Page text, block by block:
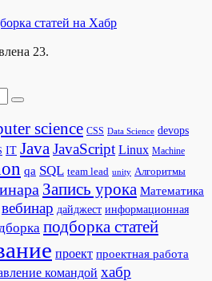
статей на Хабр
23.
science CSS Data Science devops
IT JavaJavaScript Linux Machine
qa SQL team lead unity Алгоритмы
Запись урока Математика
вебинар дайджест информационная
подборка статей
проект проектная работа
командой хабр